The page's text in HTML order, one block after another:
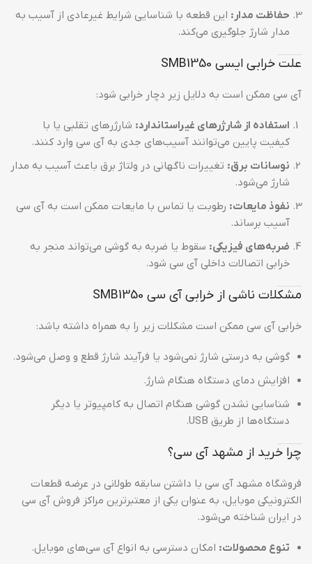
حفاظت مدار: این قطعه با شناسایی شرایط غیرعادی از آسیب به
مدار شارژ جلوگیری می‌کند.
علت خرابی ایسی SMB1350
آی سی ممکن است به دلایل زیر دچار خرابی شود:
استفاده از شارژرهای غیراستاندارد: شارژرهای تقلبی یا با
کیفیت پایین می‌توانند آسیب‌های جدی به آی سی وارد کنند.
نوسانات برق: تغییرات ناگهانی در ولتاژ برق باعث آسیب به مدار
شارژ می‌شود.
نفوذ مایعات: رطوبت یا تماس با مایعات ممکن است به آی سی
آسیب برساند.
ضربه‌های فیزیکی: سقوط یا ضربه به گوشی می‌تواند منجر به
خرابی اتصالات داخلی آی سی شود.
مشکلات ناشی از خرابی آی سی SMB1350
خرابی آی سی ممکن است مشکلات زیر را به همراه داشته باشد:
گوشی به درستی شارژ نمی‌شود یا فرآیند شارژ قطع و وصل می‌شود.
افزایش دمای دستگاه هنگام شارژ.
شناسایی نشدن گوشی هنگام اتصال به کامپیوتر یا دیگر
دستگاه‌ها از طریق USB.
چرا خرید از مشهد آی سی؟
فروشگاه مشهد آی سی با داشتن سابقه طولانی در عرضه قطعات
الکترونیکی موبایل، به عنوان یکی از معتبرترین مراکز فروش آی سی
در ایران شناخته می‌شود.
تنوع محصولات: امکان دسترسی به انواع آی سی‌های موبایل.